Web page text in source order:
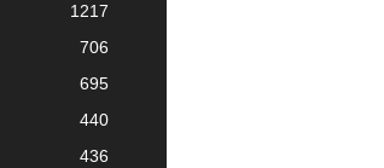
1217
706
695
440
436